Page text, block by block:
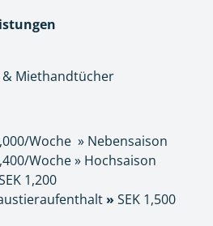
Miethandtücher
Woche » Nebensaison
Woche » Hochsaison
1,200
» SEK 1,500